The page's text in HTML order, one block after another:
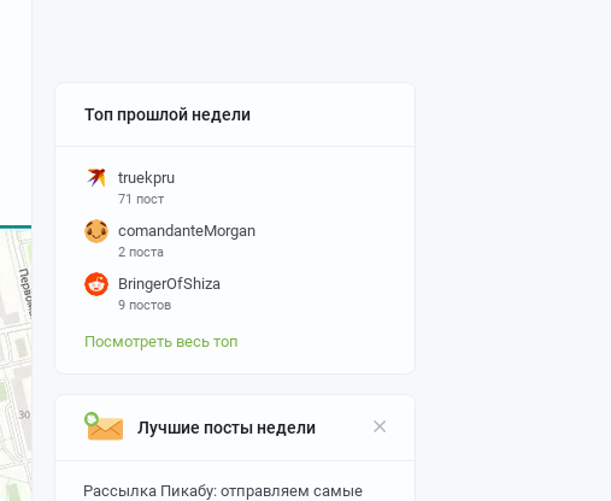
Топ прошлой недели
truekpru
71 пост
comandanteMorgan
2 поста
BringerOfShiza
9 постов
Посмотреть весь топ
Лучшие посты недели
Рассылка Пикабу: отправляем самые